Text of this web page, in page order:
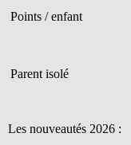
Points / enfant
Parent isolé
Les nouveautés 2026 :